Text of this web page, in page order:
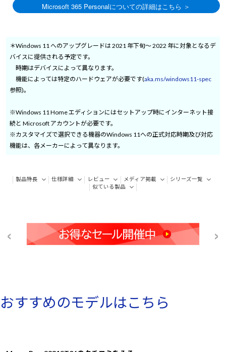
＊Windows 11 へのアップグレードは 2021 年下旬～ 2022 年に対象となるデ
バイスに提供される予定です。
時期はデバイスによって異なります。
機能によっては特定のハードウェアが必要です(aka.ms/windows11-spec
参照)。
※Windows 11 Home エディションにはセットアップ時にインターネット接
続と Microsoft アカウントが必要です。
※カスタマイズで選択できる機器のWindows 11への正式対応時期及び対応
機能は、各メーカーによって異なります。
製品特長 仕様詳細 レビュー メディア掲載
シリーズ一覧
似ている製品
おすすめのモデルはこちら